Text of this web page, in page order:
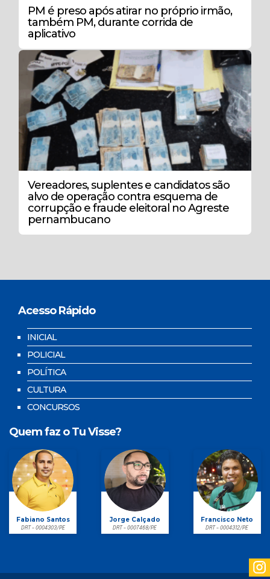
PM é preso após atirar no próprio irmão,
também PM, durante corrida de
aplicativo
Vereadores, suplentes e candidatos são
alvo de operação contra esquema de
corrupção e fraude eleitoral no Agreste
pernambucano
Acesso Rápido
INICIAL
POLICIAL
POLÍTICA
CULTURA
CONCURSOS
Quem faz o Tu Visse?
Fabiano Santos
DRT - 0004303/PE
Jorge Calçado
DRT - 0007468/PE
Francisco Neto
DRT - 0004312/PE